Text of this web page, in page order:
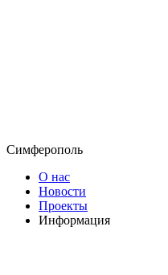
Симферополь
О нас
Новости
Проекты
Информация